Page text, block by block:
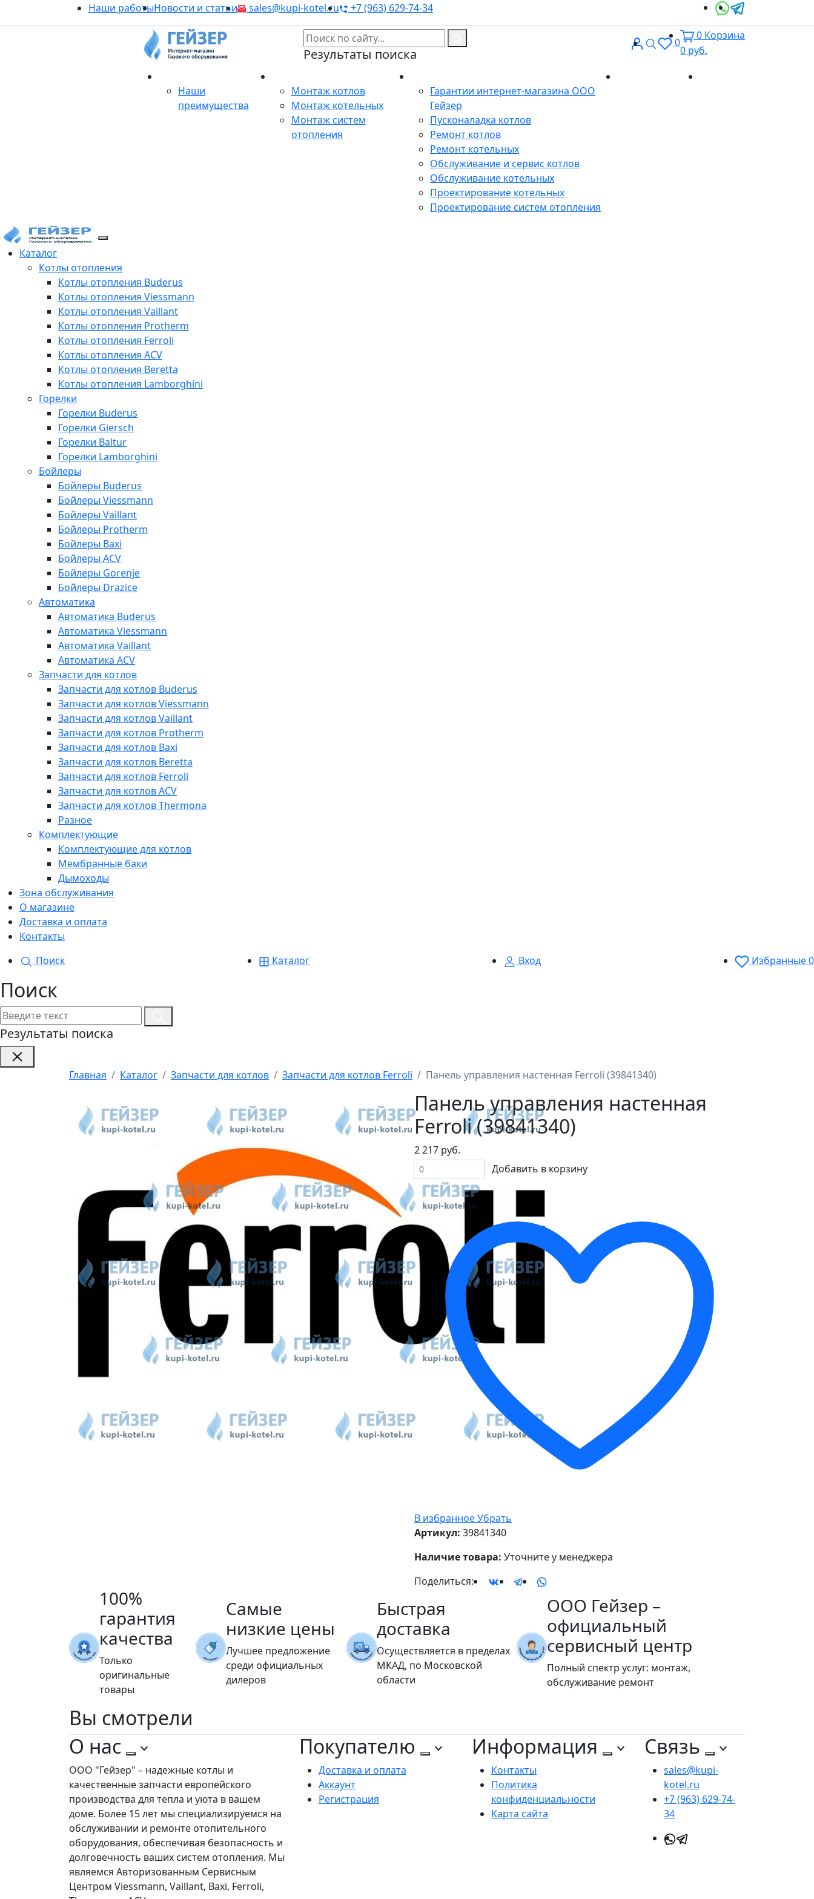
Наши работыНовости и статьи sales@kupi-kotel.ru +7 (963) 629-74-34
Результаты поиска
ВходПоиск
0
0 Корзина
0 руб.
Наши
преимущества
Монтаж котлов
Монтаж котельных
Монтаж систем
отопления
Гарантии интернет-магазина ООО
Гейзер
Пусконаладка котлов
Ремонт котлов
Ремонт котельных
Обслуживание и сервис котлов
Обслуживание котельных
Проектирование котельных
Проектирование систем отопления
Каталог
Котлы отопления
Котлы отопления Buderus
Котлы отопления Viessmann
Котлы отопления Vaillant
Котлы отопления Protherm
Котлы отопления Ferroli
Котлы отопления ACV
Котлы отопления Beretta
Котлы отопления Lamborghini
Горелки
Горелки Buderus
Горелки Giersch
Горелки Baltur
Горелки Lamborghini
Бойлеры
Бойлеры Buderus
Бойлеры Viessmann
Бойлеры Vaillant
Бойлеры Protherm
Бойлеры Baxi
Бойлеры ACV
Бойлеры Gorenje
Бойлеры Drazice
Автоматика
Автоматика Buderus
Автоматика Viessmann
Автоматика Vaillant
Автоматика ACV
Запчасти для котлов
Запчасти для котлов Buderus
Запчасти для котлов Viessmann
Запчасти для котлов Vaillant
Запчасти для котлов Protherm
Запчасти для котлов Baxi
Запчасти для котлов Beretta
Запчасти для котлов Ferroli
Запчасти для котлов ACV
Запчасти для котлов Thermona
Разное
Комплектующие
Комплектующие для котлов
Мембранные баки
Дымоходы
Зона обслуживания
О магазине
Доставка и оплата
Контакты
Поиск
Каталог Вход Избранные0
Поиск
Результаты поиска
Главная Каталог Запчасти для котлов Запчасти для котлов Ferroli Панель управления настенная Ferroli (39841340)
Панель управления настенная
Ferroli (39841340)
2 217 руб.
Добавить в корзину
В избранноеУбрать
Артикул: 39841340
Наличие товара: Уточните у менеджера
Поделиться:
100%
гарантия
качества
Только
оригинальные
товары
Самые
низкие цены
Лучшее предложение
среди официальных
дилеров
Быстрая
доставка
Осуществляется в пределах
МКАД, по Московской
области
ООО Гейзер –
официальный
сервисный центр
Полный спектр услуг: монтаж,
обслуживание ремонт
Вы смотрели
О нас
ООО "Гейзер" – надежные котлы и
качественные запчасти европейского
производства для тепла и уюта в вашем
доме. Более 15 лет мы специализируемся на
обслуживании и ремонте отопительного
оборудования, обеспечивая безопасность и
долговечность ваших систем отопления. Мы
являемся Авторизованным Сервисным
Центром Viessmann, Vaillant, Baxi, Ferroli,
Покупателю
Доставка и оплата
Аккаунт
Регистрация
Информация
Контакты
Политика
конфиденциальности
Карта сайта
Связь
sales@kupi-
kotel.ru
+7 (963) 629-74-
34